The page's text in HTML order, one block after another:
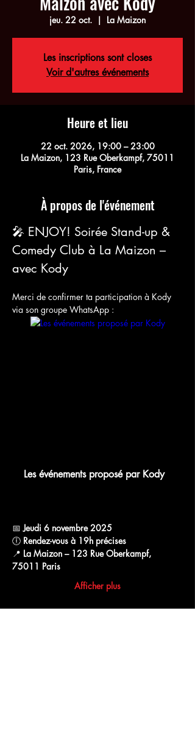
jeu. 22 oct.
  |
La Maizon
Les inscriptions sont closes
Voir d'autres événements
Heure et lieu
22 oct. 2026, 19:00 – 23:00
La Maizon, 123 Rue Oberkampf, 75011
Paris, France
À propos de l'événement
🎤 ENJOY! Soirée Stand-up &
Comedy Club à La Maizon –
avec Kody
Merci de confirmer ta participation à Kody
via son groupe WhatsApp :
Les événements proposé par Kody
📅 Jeudi 6 novembre 2025
🕕 Rendez-vous à 19h précises
📍 La Maizon – 123 Rue Oberkampf,
75011 Paris
Afficher plus